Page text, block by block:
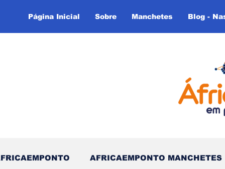
Página Inicial Sobre Manchetes Blog -
AFRICAEMPONTO MANCHETES